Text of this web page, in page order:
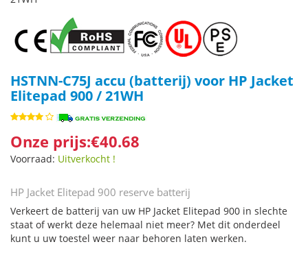
HSTNN-C75J accu (batterij) voor HP Jacket
Elitepad 900 / 21WH
Onze prijs:€40.68
Voorraad: Uitverkocht !
HP Jacket Elitepad 900 reserve batterij
Verkeert de batterij van uw HP Jacket Elitepad 900 in slechte
staat of werkt deze helemaal niet meer? Met dit onderdeel
kunt u uw toestel weer naar behoren laten werken.